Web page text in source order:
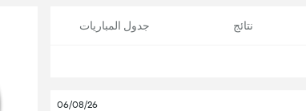
نتائج جدول المباريات
06/08/26